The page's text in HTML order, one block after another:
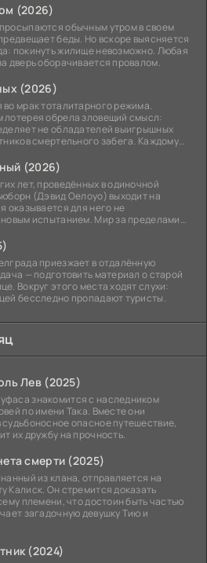
(2026)
обычным утром в своем
беды. Но вскоре выясняется
покинуть жилище невозможно. Любая
дверь оборачивается провалом.
(2026)
мрак тоталитарного режима.
лотерея обрела зловещий смысл:
не обладателей выигрышных
смертельного забега. Каждому
(2026)
лет, проведённых в одиночной
(Дэвид Оелоуо) выходит на
оказывается для него не
испытанием. Мир за пределами
приезжает в отдалённую
— подготовить материал о старой
Вокруг этого места ходят слухи:
бесследно пропадают туристы.
Лев (2025)
знакомится с наследником
по имени Така. Вместе они
опасное путешествие,
их дружбу на прочность.
смерти (2025)
из клана, отправляется на
Калиск. Он стремится доказать
племени, что достоин быть частью
загадочную девушку Тию и
(2024)